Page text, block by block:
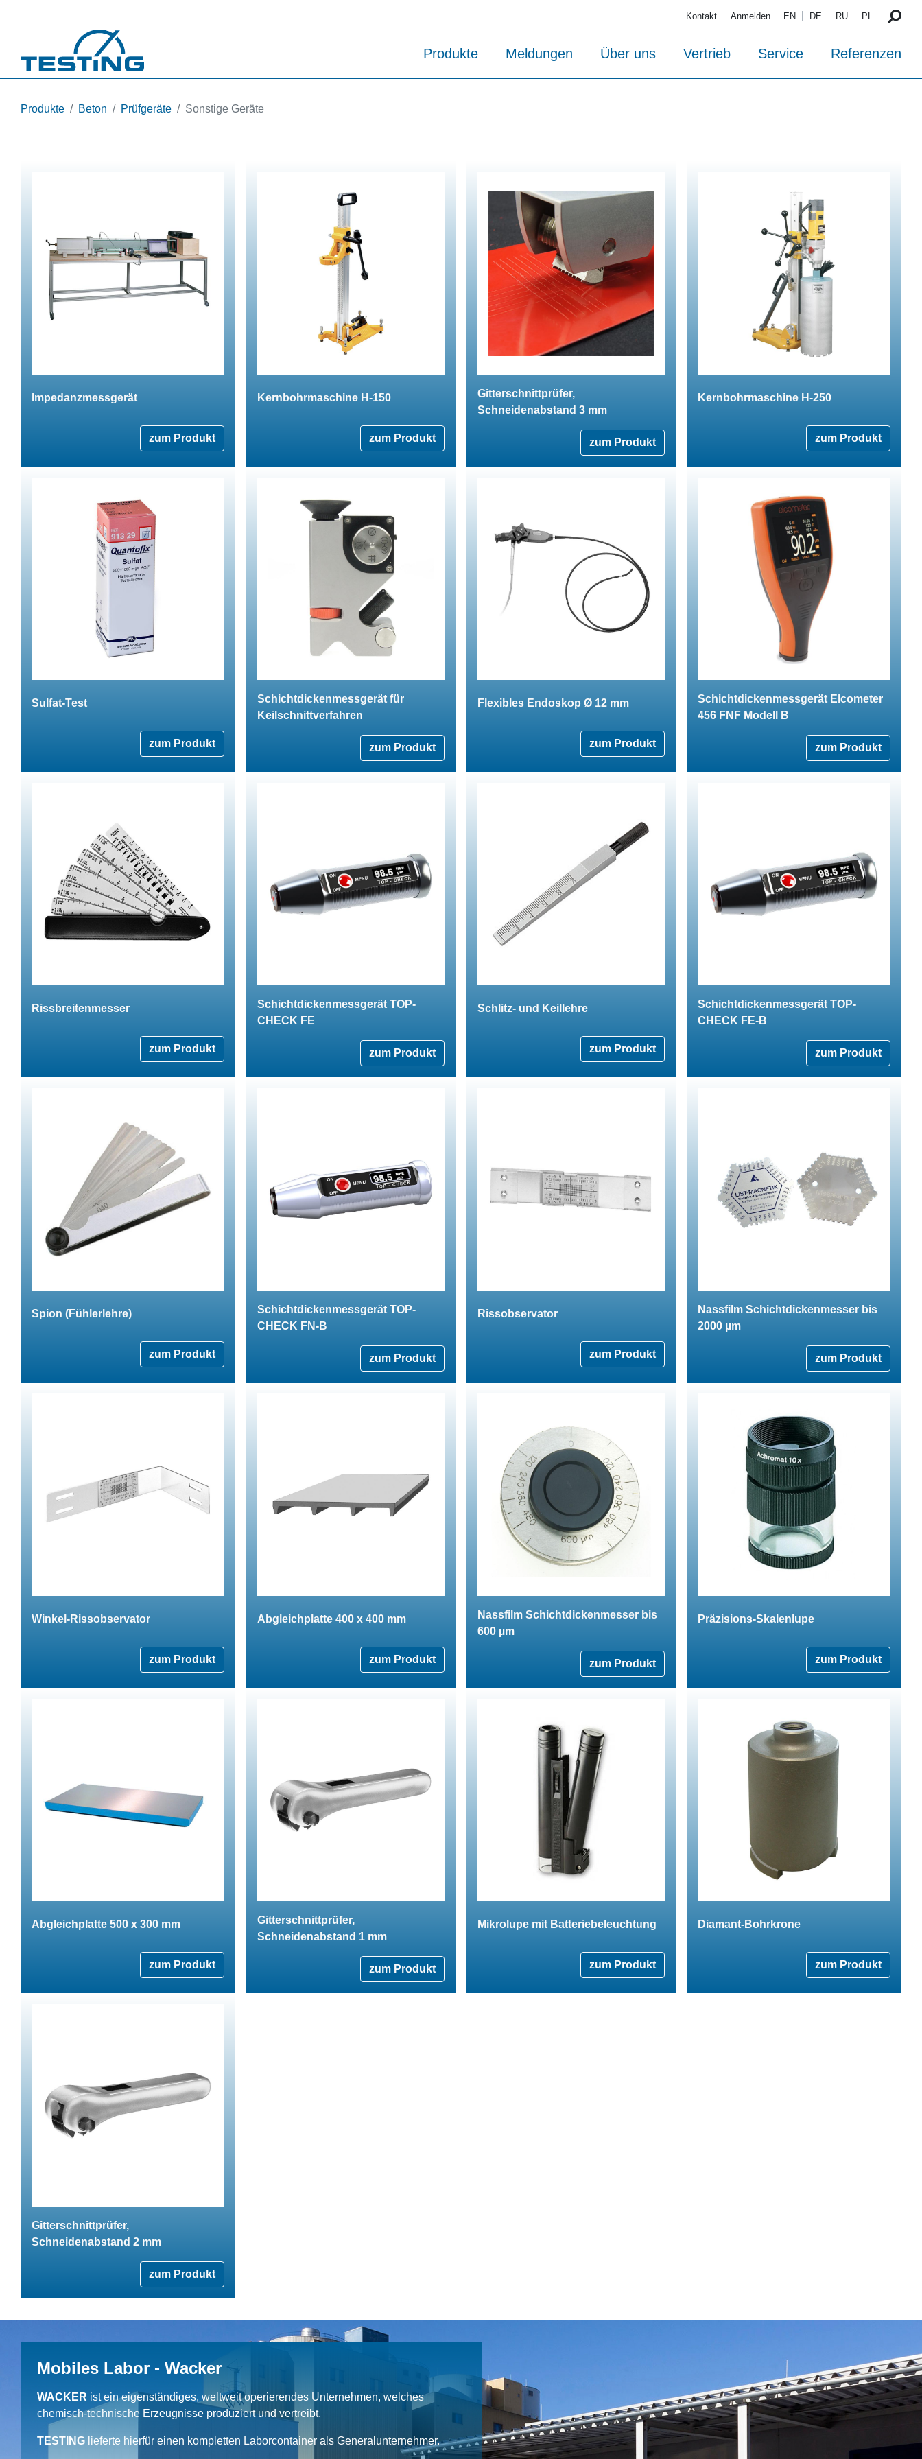
Kontakt Anmelden EN DE RU PL
Produkte Meldungen Über uns Vertrieb Service Referenzen
Produkte Beton Prüfgeräte Sonstige Geräte
Impedanzmessgerät
zum Produkt
Kernbohrmaschine H-150
zum Produkt
Gitterschnittprüfer,
Schneidenabstand 3 mm
zum Produkt
Kernbohrmaschine H-250
zum Produkt
Sulfat-Test
zum Produkt
Schichtdickenmessgerät für
Keilschnittverfahren
zum Produkt
Flexibles Endoskop Ø 12 mm
zum Produkt
Schichtdickenmessgerät Elcometer
456 FNF Modell B
zum Produkt
Rissbreitenmesser
zum Produkt
Schichtdickenmessgerät TOP-
CHECK FE
zum Produkt
Schlitz- und Keillehre
zum Produkt
Schichtdickenmessgerät TOP-
CHECK FE-B
zum Produkt
Spion (Fühlerlehre)
zum Produkt
Schichtdickenmessgerät TOP-
CHECK FN-B
zum Produkt
Rissobservator
zum Produkt
Nassfilm Schichtdickenmesser bis
2000 µm
zum Produkt
Winkel-Rissobservator
zum Produkt
Abgleichplatte 400 x 400 mm
zum Produkt
Nassfilm Schichtdickenmesser bis
600 µm
zum Produkt
Präzisions-Skalenlupe
zum Produkt
Abgleichplatte 500 x 300 mm
zum Produkt
Gitterschnittprüfer,
Schneidenabstand 1 mm
zum Produkt
Mikrolupe mit Batteriebeleuchtung
zum Produkt
Diamant-Bohrkrone
zum Produkt
Gitterschnittprüfer,
Schneidenabstand 2 mm
zum Produkt
Mobiles Labor - Wacker
WACKER ist ein eigenständiges, weltweit operierendes Unternehmen, welches
chemisch-technische Erzeugnisse produziert und vertreibt.
TESTING lieferte hierfür einen kompletten Laborcontainer als Generalunternehmer.